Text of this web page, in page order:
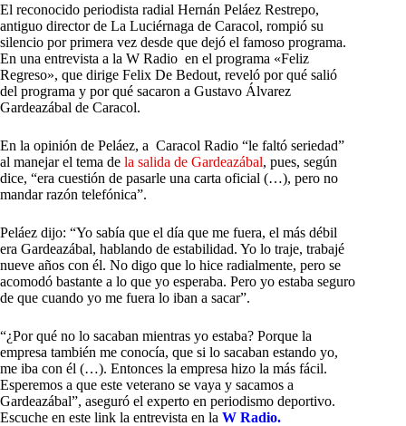
El reconocido periodista radial Hernán Peláez Restrepo,
antiguo director de La Luciérnaga de Caracol, rompió su
silencio por primera vez desde que dejó el famoso programa.
En una entrevista a la W Radio en el programa «Feliz
Regreso», que dirige Felix De Bedout, reveló por qué salió
del programa y por qué sacaron a Gustavo Álvarez
Gardeazábal de Caracol.
En la opinión de Peláez, a Caracol Radio “le faltó seriedad”
al manejar el tema de la salida de Gardeazábal, pues, según
dice, “era cuestión de pasarle una carta oficial (…), pero no
mandar razón telefónica”.
Peláez dijo: “Yo sabía que el día que me fuera, el más débil
era Gardeazábal, hablando de estabilidad. Yo lo traje, trabajé
nueve años con él. No digo que lo hice radialmente, pero se
acomodó bastante a lo que yo esperaba. Pero yo estaba seguro
de que cuando yo me fuera lo iban a sacar”.
“¿Por qué no lo sacaban mientras yo estaba? Porque la
empresa también me conocía, que si lo sacaban estando yo,
me iba con él (…). Entonces la empresa hizo la más fácil.
Esperemos a que este veterano se vaya y sacamos a
Gardeazábal”, aseguró el experto en periodismo deportivo.
Escuche en este link la entrevista en la W Radio.